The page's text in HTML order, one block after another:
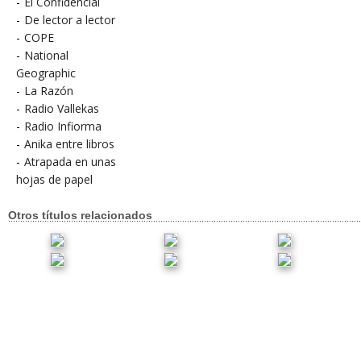
- De lector a lector
- COPE
- National
Geographic
- La Razón
- Radio Vallekas
- Radio Infiorma
- Anika entre libros
- Atrapada en unas
hojas de papel
Otros títulos relacionados